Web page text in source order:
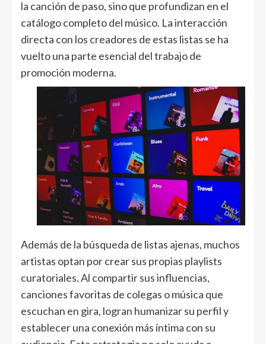
la canción de paso, sino que profundizan en el
catálogo completo del músico. La interacción
directa con los creadores de estas listas se ha
vuelto una parte esencial del trabajo de
promoción moderna.
Además de la búsqueda de listas ajenas, muchos
artistas optan por crear sus propias playlists
curatoriales. Al compartir sus influencias,
canciones favoritas de colegas o música que
escuchan en gira, logran humanizar su perfil y
establecer una conexión más íntima con su